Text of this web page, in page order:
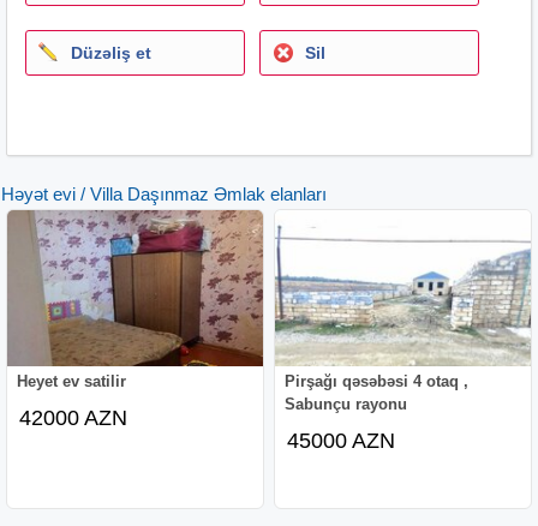
Düzəliş et Sil
Həyət evi / Villa Daşınmaz Əmlak elanları
Heyet ev satilir
42000 AZN
Pirşağı qəsəbəsi 4 otaq ,
Sabunçu rayonu
45000 AZN